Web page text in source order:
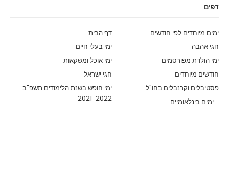
דפים
דף הבית
ימים מיוחדים לפי חודשים
ימי בעלי חיים
חגי אהבה
ימי אוכל ומשקאות
ימי הולדת מפורסמים
חגי ישראל
חודשים מיוחדים
ימי חופש בשנת הלימודים תשפ"ב
2021-2022
פסטיבלים וקרנבלים בחו"ל
ימים בינלאומיים